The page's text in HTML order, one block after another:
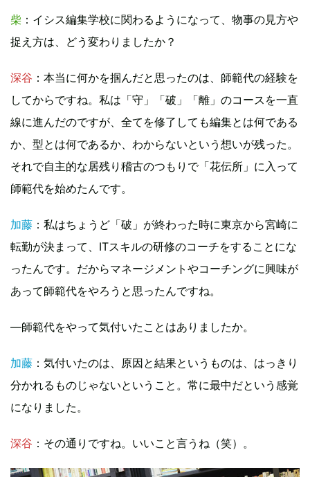
柴 ：イシス編集学校に関わるようになって、物事の見方や
捉え方は、どう変わりましたか？
深谷 ：本当に何かを掴んだと思ったのは、師範代の経験を
してからですね。私は「守」「破」「離」のコースを一直
線に進んだのですが、全てを修了しても編集とは何である
か、型とは何であるか、わからないという想いが残った。
それで自主的な居残り稽古のつもりで「花伝所」に入って
師範代を始めたんです。
加藤 ：私はちょうど「破」が終わった時に東京から宮崎に
転勤が決まって、ITスキルの研修のコーチをすることにな
ったんです。だからマネージメントやコーチングに興味が
あって師範代をやろうと思ったんですね。
—師範代をやって気付いたことはありましたか。
加藤 ：気付いたのは、原因と結果というものは、はっきり
分かれるものじゃないということ。常に最中だという感覚
になりました。
深谷 ：その通りですね。いいこと言うね（笑）。